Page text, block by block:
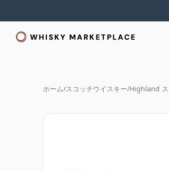
ホーム/スコッチウイスキー/Highland ス